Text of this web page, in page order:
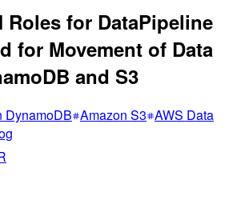
Roles for DataPipeline
for Movement of Data
and S3
DynamoDB Amazon S3 AWS Data